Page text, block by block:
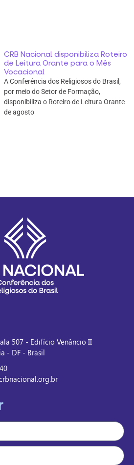
CRB Nacional disponibiliza Roteiro
de Leitura Orante para o Mês
Vocacional
A Conferência dos Religiosos do Brasil,
por meio do Setor de Formação,
disponibiliza o Roteiro de Leitura Orante
de agosto
507 - Edifício Venâncio II
- DF - Brasil